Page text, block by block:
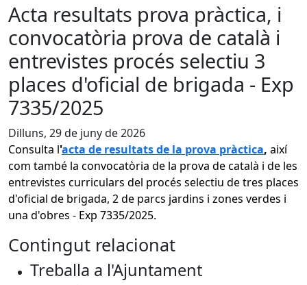
Acta resultats prova pràctica, i
convocatòria prova de català i
entrevistes procés selectiu 3
places d'oficial de brigada - Exp
7335/2025
Dilluns, 29 de juny de 2026
Consulta l'acta de resultats de la prova pràctica, així
com també la convocatòria de la prova de català i de les
entrevistes curriculars del procés selectiu de tres places
d'oficial de brigada, 2 de parcs jardins i zones verdes i
una d'obres - Exp 7335/2025.
Contingut relacionat
Treballa a l'Ajuntament